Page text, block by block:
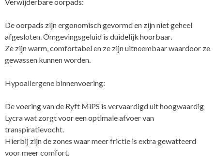
Verwijderbare oorpads:
De oorpads zijn ergonomisch gevormd en zijn niet geheel
afgesloten. Omgevingsgeluid is duidelijk hoorbaar.
Ze zijn warm, comfortabel en ze zijn uitneembaar waardoor ze
gewassen kunnen worden.
Hypoallergene binnenvoering:
De voering van de Ryft MiPS is vervaardigd uit hoogwaardig
Lycra wat zorgt voor een optimale afvoer van
transpiratievocht.
Hierbij zijn de zones waar meer frictie is extra gewatteerd
voor meer comfort.